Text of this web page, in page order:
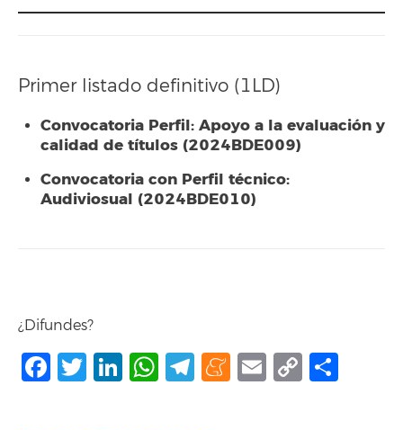
Primer listado definitivo (1LD)
Convocatoria Perfil: Apoyo a la evaluación y
calidad de títulos (2024BDE009)
Convocatoria con Perfil técnico:
Audiviosual (2024BDE010)
¿Difundes?
Facebook
Twitter
LinkedIn
WhatsApp
Telegram
Meneame
Email
Copy